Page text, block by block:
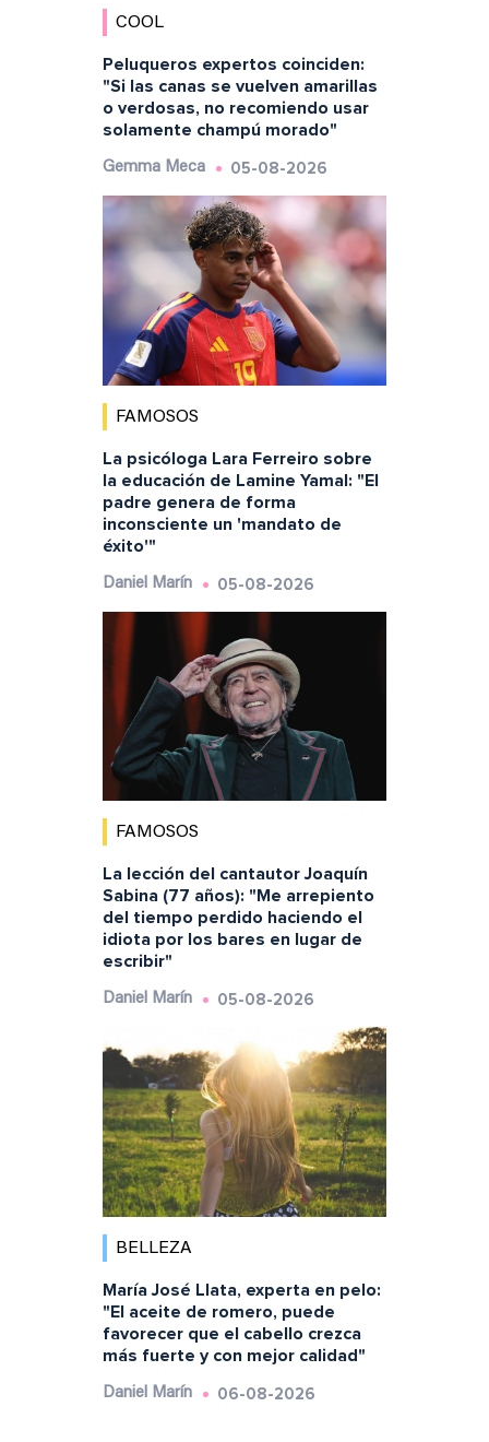
COOL
Peluqueros expertos coinciden:
"Si las canas se vuelven amarillas
o verdosas, no recomiendo usar
solamente champú morado"
Gemma Meca 05-08-2026
FAMOSOS
La psicóloga Lara Ferreiro sobre
la educación de Lamine Yamal: "El
padre genera de forma
inconsciente un 'mandato de
éxito'"
Daniel Marín 05-08-2026
FAMOSOS
La lección del cantautor Joaquín
Sabina (77 años): "Me arrepiento
del tiempo perdido haciendo el
idiota por los bares en lugar de
escribir"
Daniel Marín 05-08-2026
BELLEZA
María José Llata, experta en pelo:
"El aceite de romero, puede
favorecer que el cabello crezca
más fuerte y con mejor calidad"
Daniel Marín 06-08-2026